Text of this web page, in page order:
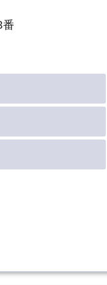
番